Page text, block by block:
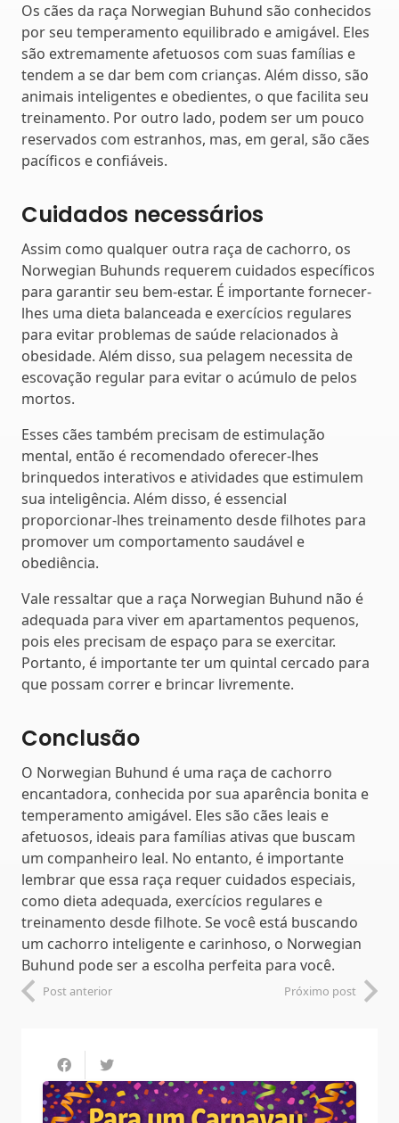
Os cães da raça Norwegian Buhund são conhecidos
por seu temperamento equilibrado e amigável. Eles
são extremamente afetuosos com suas famílias e
tendem a se dar bem com crianças. Além disso, são
animais inteligentes e obedientes, o que facilita seu
treinamento. Por outro lado, podem ser um pouco
reservados com estranhos, mas, em geral, são cães
pacíficos e confiáveis.
Cuidados necessários
Assim como qualquer outra raça de cachorro, os
Norwegian Buhunds requerem cuidados específicos
para garantir seu bem-estar. É importante fornecer-
lhes uma dieta balanceada e exercícios regulares
para evitar problemas de saúde relacionados à
obesidade. Além disso, sua pelagem necessita de
escovação regular para evitar o acúmulo de pelos
mortos.
Esses cães também precisam de estimulação
mental, então é recomendado oferecer-lhes
brinquedos interativos e atividades que estimulem
sua inteligência. Além disso, é essencial
proporcionar-lhes treinamento desde filhotes para
promover um comportamento saudável e
obediência.
Vale ressaltar que a raça Norwegian Buhund não é
adequada para viver em apartamentos pequenos,
pois eles precisam de espaço para se exercitar.
Portanto, é importante ter um quintal cercado para
que possam correr e brincar livremente.
Conclusão
O Norwegian Buhund é uma raça de cachorro
encantadora, conhecida por sua aparência bonita e
temperamento amigável. Eles são cães leais e
afetuosos, ideais para famílias ativas que buscam
um companheiro leal. No entanto, é importante
lembrar que essa raça requer cuidados especiais,
como dieta adequada, exercícios regulares e
treinamento desde filhote. Se você está buscando
um cachorro inteligente e carinhoso, o Norwegian
Buhund pode ser a escolha perfeita para você.
Post anterior Próximo post